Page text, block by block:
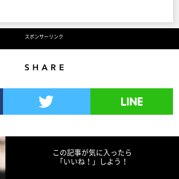
スポンサーリンク
この記事が気に入ったら
「いいね！」しよう！